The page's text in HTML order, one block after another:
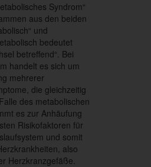
Syndrom“
aus den beiden
und
bedeutet
betreffend“. Bei
handelt es sich um
mehrerer
die gleichzeitig
des metabolischen
es zur Anhäufung
Risikofaktoren für
und somit
also
Herzkranzgefäße.